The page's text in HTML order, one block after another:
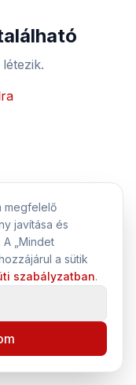
megfelelő
javítása és
„Mindet
a sütik
szabályzatban.